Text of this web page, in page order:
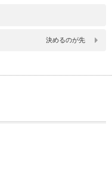
決めるのが先